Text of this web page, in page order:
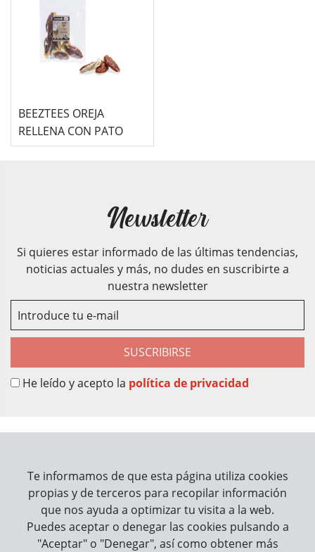
BEEZTEES OREJA
RELLENA CON PATO
Newsletter
Si quieres estar informado de las últimas tendencias,
noticias actuales y más, no dudes en suscribirte a
nuestra newsletter
SUSCRIBIRSE
He leído y acepto la política de privacidad
Información
Cómo trabajamos
Te informamos de que esta página utiliza cookies
propias y de terceros para recopilar información
que nos ayuda a optimizar tu visita a la web.
Puedes aceptar o denegar las cookies pulsando a
"Aceptar" o "Denegar", así como obtener más